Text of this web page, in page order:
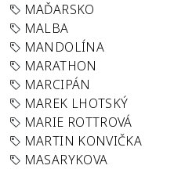
MAĎARSKO
MALBA
MANDOLÍNA
MARATHON
MARCIPÁN
MAREK LHOTSKÝ
MARIE ROTTROVÁ
MARTIN KONVIČKA
MASARYKOVA